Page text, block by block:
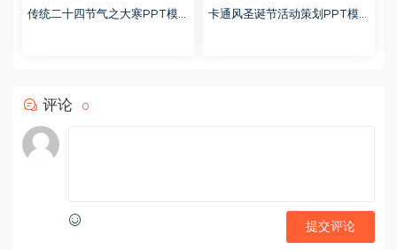
传统二十四节气之大寒PPT模
卡通风圣诞节活动策划PPT模
评论 0
提交评论